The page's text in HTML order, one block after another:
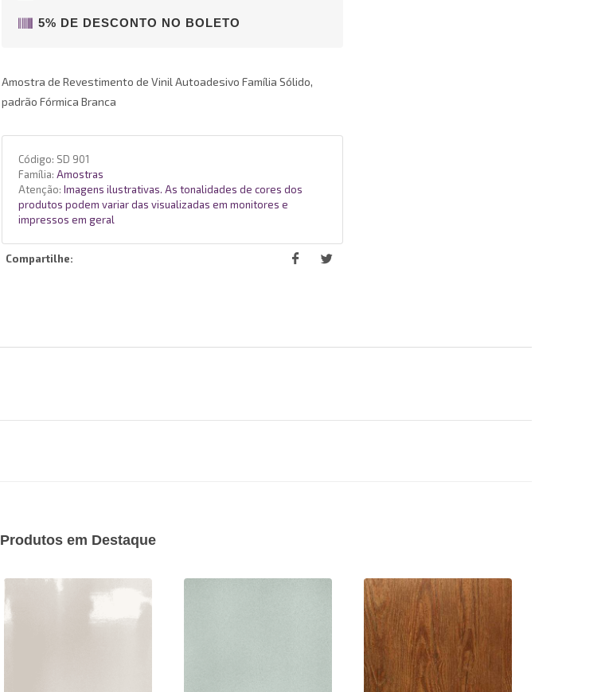
5% DE DESCONTO NO BOLETO
Amostra de Revestimento de Vinil Autoadesivo Família Sólido,
padrão Fórmica Branca
Código: SD 901
Família: Amostras
Atenção:Imagens ilustrativas. As tonalidades de cores dos
produtos podem variar das visualizadas em monitores e
impressos em geral
Compartilhe:
Produtos em Destaque